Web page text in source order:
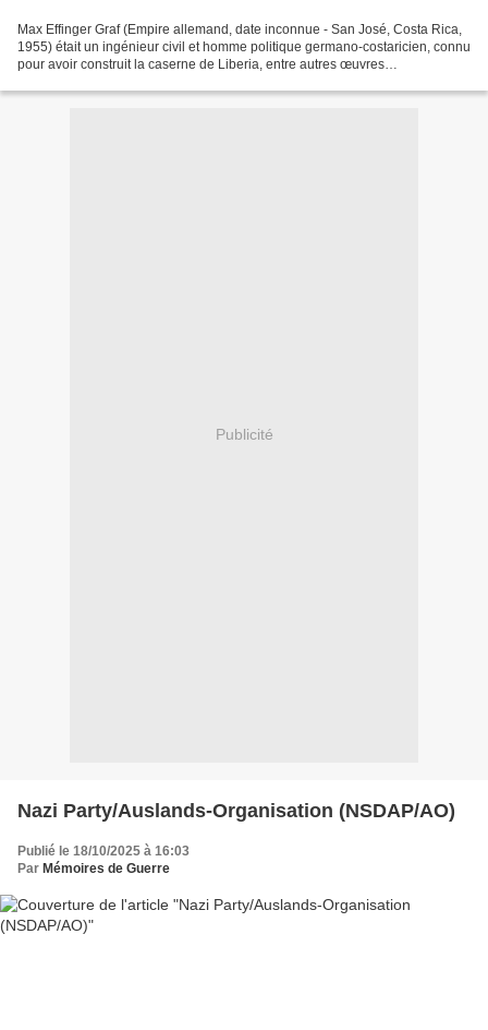
Max Effinger Graf (Empire allemand, date inconnue - San José, Costa Rica,
1955) était un ingénieur civil et homme politique germano-costaricien, connu
pour avoir construit la caserne de Liberia, entre autres œuvres
Publicité
Nazi Party/Auslands-Organisation (NSDAP/AO)
Publié le 18/10/2025 à 16:03
Par Mémoires de Guerre